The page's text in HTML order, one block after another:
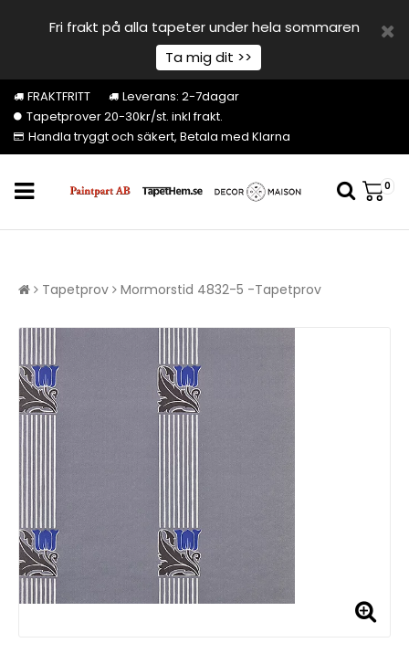
Fri frakt på alla tapeter under hela sommaren
Ta mig dit >>
FRAKTFRITT
Leverans: 2-7dagar
Tapetprover 20-30kr/st. inkl frakt.
Handla tryggt och säkert, Betala med Klarna
0
Tapetprov Mormorstid 4832-5 -Tapetprov